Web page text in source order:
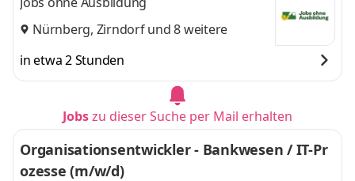
Nürnberg, Zirndorfund 8 weitere
in etwa 2 Stunden
Jobszu dieser Suche per Mail erhalten
Organisationsentwickler - Bankwesen / IT-Pr
ozesse (m/w/d)